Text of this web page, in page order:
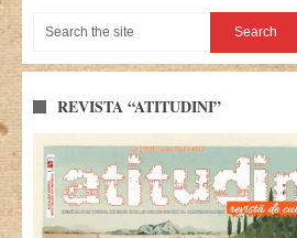
REVISTA “ATITUDINI”